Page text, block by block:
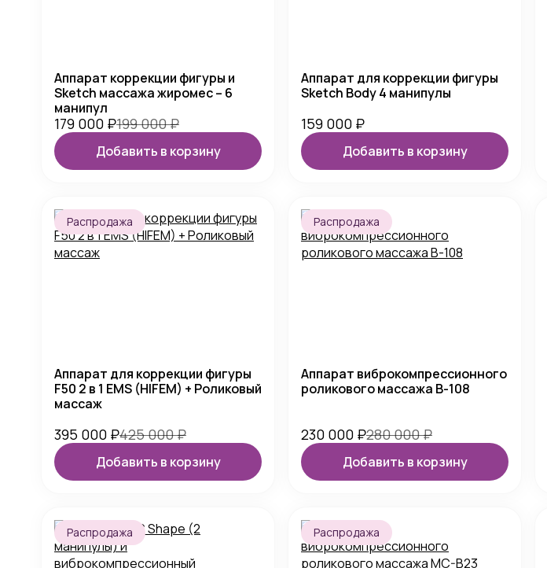
Аппарат коррекции фигуры и
Sketch массажа жиромес – 6
манипул
179 000 ₽199 000₽
Добавить в корзину
Аппарат для коррекции фигуры
Sketch Body 4 манипулы
159 000 ₽
Добавить в корзину
Распродажа
Аппарат для коррекции фигуры
F50 2 в 1 EMS (HIFEM) + Роликовый
массаж
395 000 ₽425 000₽
Добавить в корзину
Распродажа
Аппарат виброкомпрессионного
роликового массажа B-108
230 000 ₽280 000₽
Добавить в корзину
Распродажа Распродажа